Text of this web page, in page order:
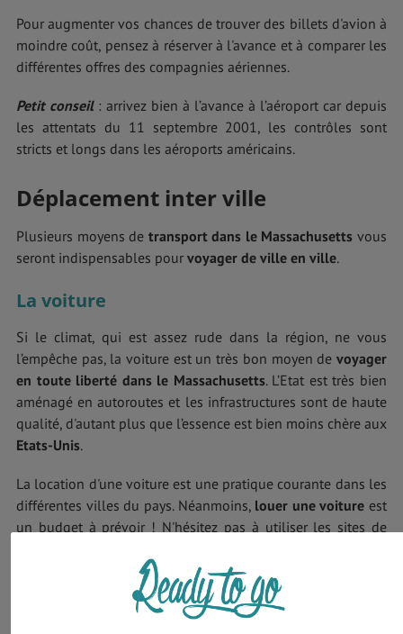
Pour augmenter vos chances de trouver des billets d'avion à
moindre coût, pensez à réserver à l'avance et à comparer les
différentes offres des compagnies aériennes.
Petit conseil: arrivez bien à l’avance à l’aéroport car depuis
les attentats du 11 septembre 2001, les contrôles sont
stricts et longs dans les aéroports américains.
Déplacement inter ville
Plusieurs moyens de transport dans le Massachusetts vous
seront indispensables pour voyager de ville en ville.
La voiture
Si le climat, qui est assez rude dans la région, ne vous
l’empêche pas, la voiture est un très bon moyen de voyager
en toute liberté dans le Massachusetts. L’Etat est très bien
aménagé en autoroutes et les infrastructures sont de haute
qualité, d'autant plus que l’essence est bien moins chère aux
Etats-Unis.
La location d'une voiture est une pratique courante dans les
différentes villes du pays. Néanmoins, louer une voiture est
un budget à prévoir ! N'hésitez pas à utiliser les sites de
. Pensez aussi qu’il est possible de laisser sa
voiture dans un autre magasin de location que celui où on